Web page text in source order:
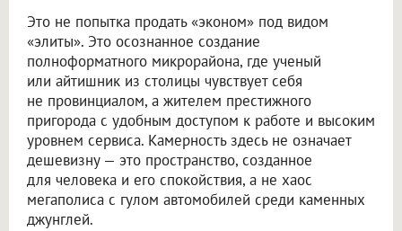
Это не попытка продать «эконом» под видом
«элиты». Это осознанное создание
полноформатного микрорайона, где ученый
или айтишник из столицы чувствует себя
не провинциалом, а жителем престижного
пригорода с удобным доступом к работе и высоким
уровнем сервиса. Камерность здесь не означает
дешевизну — это пространство, созданное
для человека и его спокойствия, а не хаос
мегаполиса с гулом автомобилей среди каменных
джунглей.